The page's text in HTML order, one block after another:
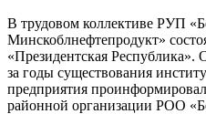
В трудовом коллективе РУП
Минскоблнефтепродукт»
«Президентская
за годы существования
предприятия
районной организации РОО